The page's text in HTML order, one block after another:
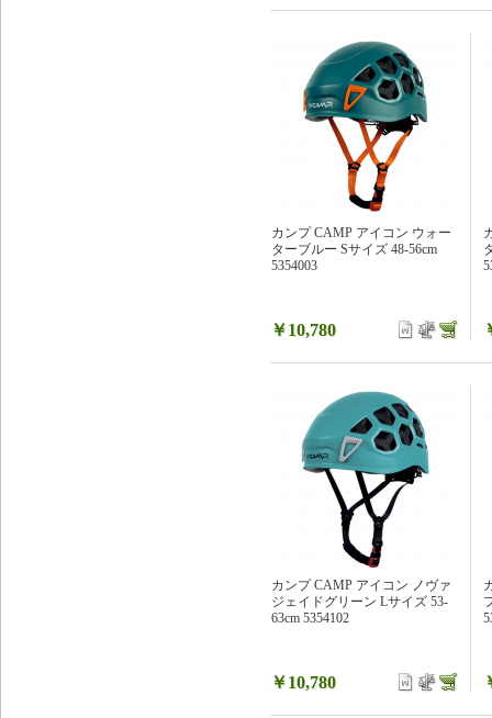
カンプ CAMP アイコン ウォー
ターブルー Sサイズ 48-56cm
5354003
￥10,780
カンプ CAMP アイコン ノヴァ
ジェイドグリーン Lサイズ 53-
63cm 5354102
￥10,780